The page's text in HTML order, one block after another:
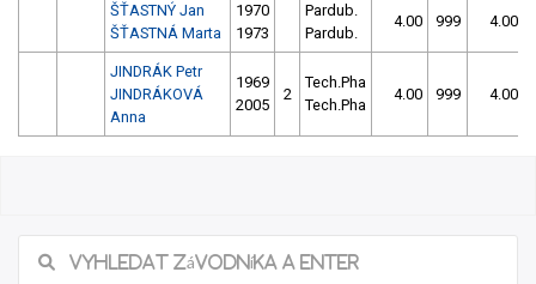
ŠŤASTNÝ Jan
ŠŤASTNÁ Marta
1970
1973
Pardub.
Pardub.
4.00 999 4.00
JINDRÁK Petr
JINDRÁKOVÁ
Anna
1969
2005
2
Tech.Pha
Tech.Pha
4.00 999 4.00